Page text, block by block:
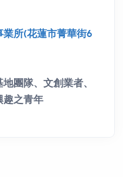
業所(花蓮市菁華街6
團隊、文創業者、
趣之青年